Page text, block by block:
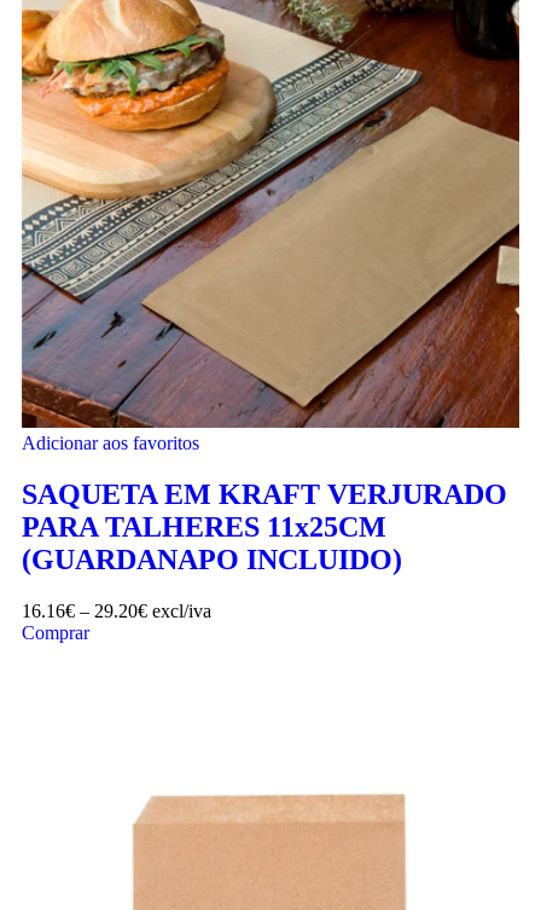
Adicionar aos favoritos
SAQUETA EM KRAFT VERJURADO
PARA TALHERES 11x25CM
(GUARDANAPO INCLUIDO)
16.16€ – 29.20€ excl/iva
Comprar